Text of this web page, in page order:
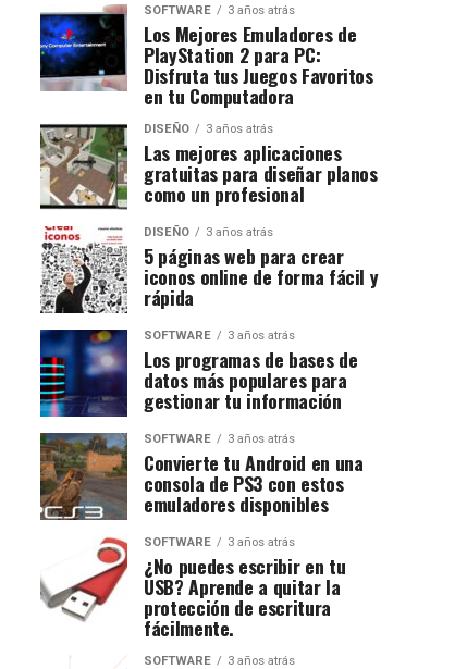
SOFTWARE 3 años atrás
Los Mejores Emuladores de
PlayStation 2 para PC:
Disfruta tus Juegos Favoritos
en tu Computadora
DISEÑO 3 años atrás
Las mejores aplicaciones
gratuitas para diseñar planos
como un profesional
DISEÑO 3 años atrás
5 páginas web para crear
iconos online de forma fácil y
rápida
SOFTWARE 3 años atrás
Los programas de bases de
datos más populares para
gestionar tu información
SOFTWARE 3 años atrás
Convierte tu Android en una
consola de PS3 con estos
emuladores disponibles
SOFTWARE 3 años atrás
¿No puedes escribir en tu
USB? Aprende a quitar la
protección de escritura
fácilmente.
SOFTWARE 3 años atrás